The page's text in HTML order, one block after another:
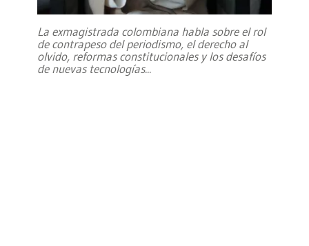
La exmagistrada colombiana habla sobre el rol
de contrapeso del periodismo, el derecho al
olvido, reformas constitucionales y los desafíos
de nuevas tecnologías...